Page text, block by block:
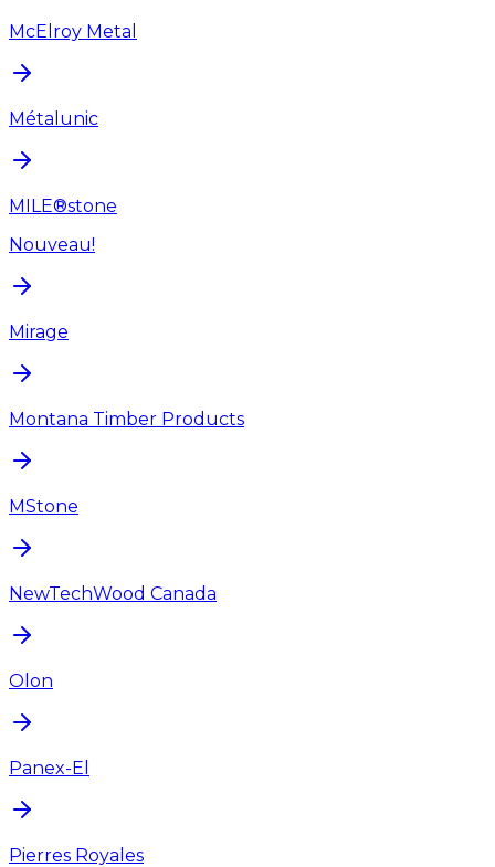
McElroy Metal
Métalunic
MILE®stone
Nouveau!
Mirage
Montana Timber Products
MStone
NewTechWood Canada
Olon
Panex-El
Pierres Royales